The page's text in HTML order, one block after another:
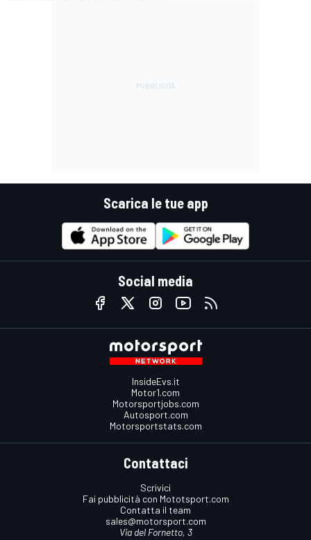
Scarica le tue app
Social media
InsideEvs.it
Motor1.com
Motorsportjobs.com
Autosport.com
Motorsportstats.com
Contattaci
Scrivici
Fai pubblicità con Mototsport.com
Contatta il team
sales@motorsport.com
Via del Fornetto, 3